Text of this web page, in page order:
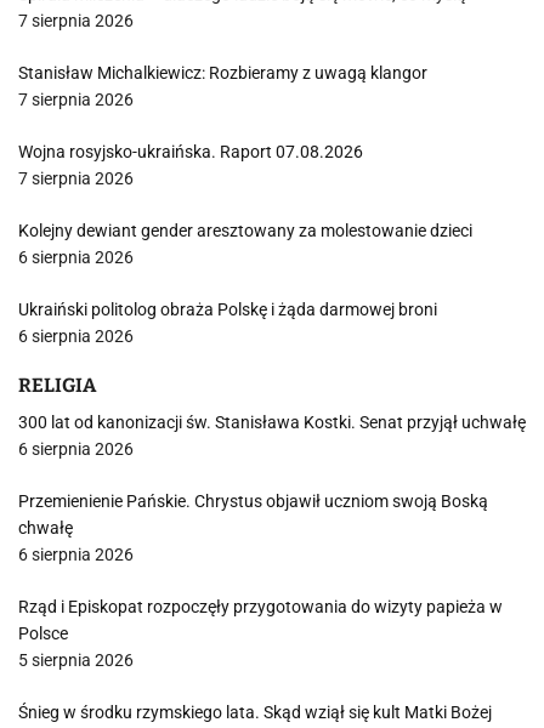
7 sierpnia 2026
Stanisław Michalkiewicz: Rozbieramy z uwagą klangor
7 sierpnia 2026
Wojna rosyjsko-ukraińska. Raport 07.08.2026
7 sierpnia 2026
Kolejny dewiant gender aresztowany za molestowanie dzieci
6 sierpnia 2026
Ukraiński politolog obraża Polskę i żąda darmowej broni
6 sierpnia 2026
RELIGIA
300 lat od kanonizacji św. Stanisława Kostki. Senat przyjął uchwałę
6 sierpnia 2026
Przemienienie Pańskie. Chrystus objawił uczniom swoją Boską
chwałę
6 sierpnia 2026
Rząd i Episkopat rozpoczęły przygotowania do wizyty papieża w
Polsce
5 sierpnia 2026
Śnieg w środku rzymskiego lata. Skąd wziął się kult Matki Bożej